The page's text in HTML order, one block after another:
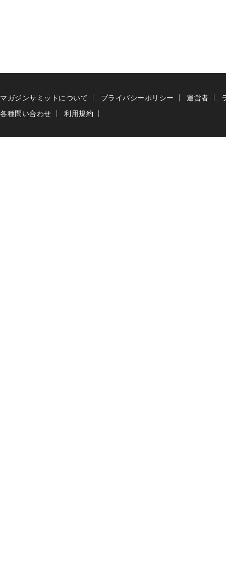
マガジンサミットについて プライバシーポリシー 運営者
各種問い合わせ
利用規約